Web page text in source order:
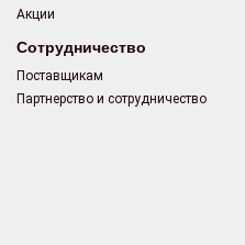
Акции
Сотрудничество
Поставщикам
Партнерство и сотрудничество